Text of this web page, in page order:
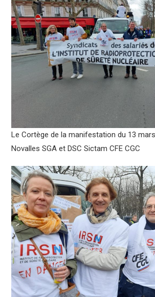
Le Cortège de la manifestation du 13
Novalles SGA et DSC Sictam CFE CGC